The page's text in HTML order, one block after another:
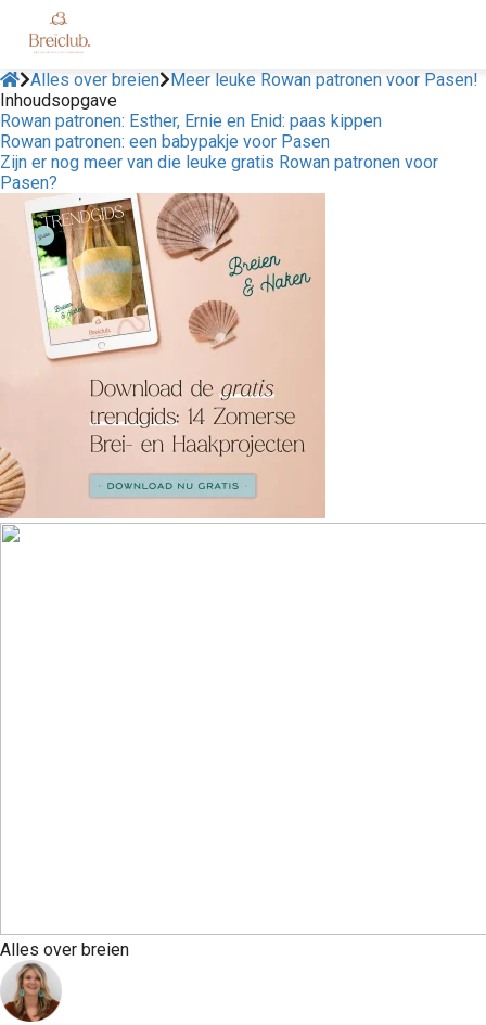
Alles over breien
Meer leuke Rowan patronen voor Pasen!
Inhoudsopgave
Rowan patronen: Esther, Ernie en Enid: paas kippen
Rowan patronen: een babypakje voor Pasen
Zijn er nog meer van die leuke gratis Rowan patronen voor
Pasen?
Alles over breien